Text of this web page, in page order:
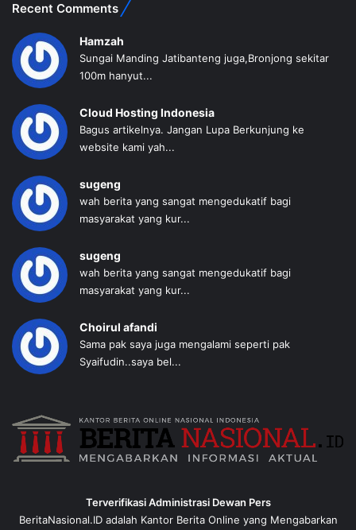
Recent Comments
Hamzah
Sungai Manding Jatibanteng juga,Bronjong sekitar
100m hanyut...
Cloud Hosting Indonesia
Bagus artikelnya. Jangan Lupa Berkunjung ke
website kami yah...
sugeng
wah berita yang sangat mengedukatif bagi
masyarakat yang kur...
sugeng
wah berita yang sangat mengedukatif bagi
masyarakat yang kur...
Choirul afandi
Sama pak saya juga mengalami seperti pak
Syaifudin..saya bel...
Terverifikasi Administrasi Dewan Pers
BeritaNasional.ID adalah Kantor Berita Online yang Mengabarkan